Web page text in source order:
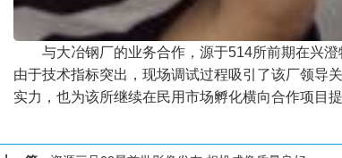
与大冶钢厂的业务合作，源于514所前期在兴
由于技术指标突出，现场调试过程吸引了该厂领导
实力，也为该所继续在民用市场孵化横向合作项目提